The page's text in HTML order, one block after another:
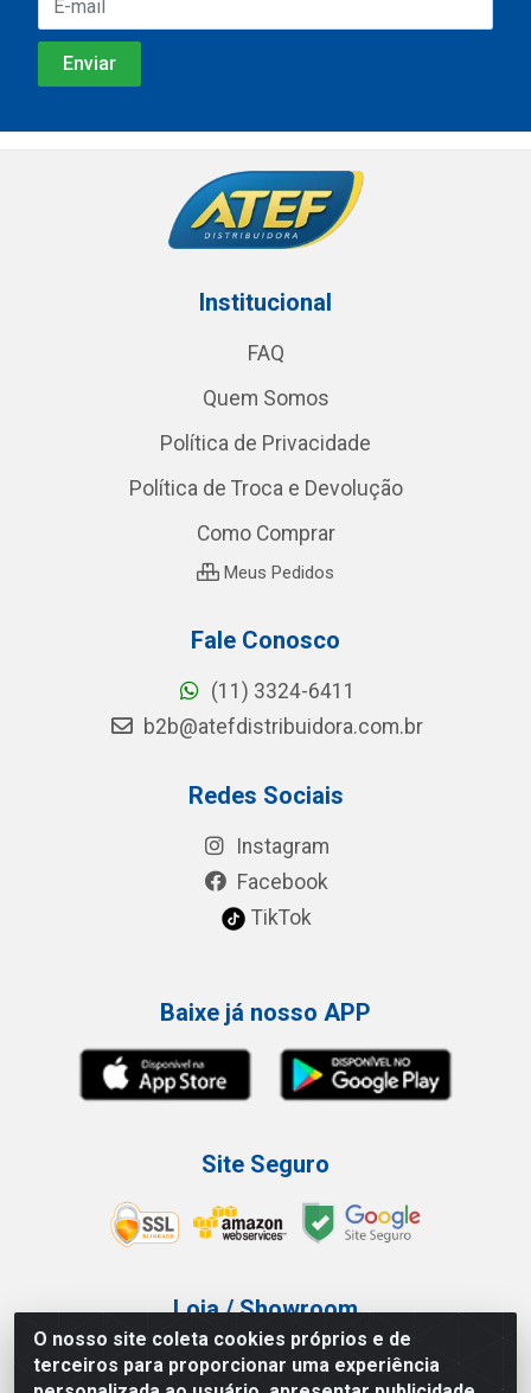
O nosso site coleta cookies próprios e de
terceiros para proporcionar uma experiência
Institucional
FAQ
Quem Somos
Política de Privacidade
Política de Troca e Devolução
Como Comprar
Meus Pedidos
Fale Conosco
(11) 3324-6411
b2b@atefdistribuidora.com.br
Redes Sociais
Instagram
Facebook
TikTok
Baixe já nosso APP
Site Seguro
Loja / Showroom
Tel.: (11) 3227-0546
Av Vautier, 587/597 - Pari - São Paulo/SP